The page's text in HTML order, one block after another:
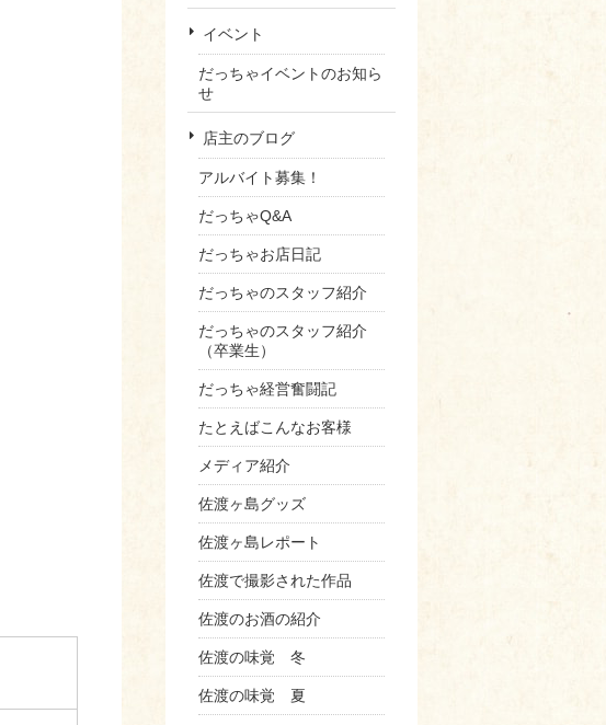
イベント
だっちゃイベントのお知ら
せ
店主のブログ
アルバイト募集！
だっちゃQ&A
だっちゃお店日記
だっちゃのスタッフ紹介
だっちゃのスタッフ紹介
（卒業生）
だっちゃ経営奮闘記
たとえばこんなお客様
メディア紹介
佐渡ヶ島グッズ
佐渡ヶ島レポート
佐渡で撮影された作品
佐渡のお酒の紹介
佐渡の味覚 冬
佐渡の味覚 夏